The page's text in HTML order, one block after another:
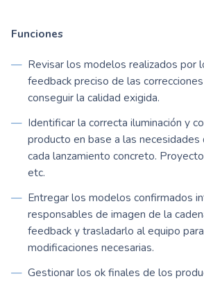
Funciones
Revisar los modelos realizados por
feedback preciso de las
conseguir la calidad exigida.
Identificar la correcta iluminación y
producto en base a las necesidades
cada lanzamiento concreto.
etc.
Entregar los modelos confirmados
responsables de imagen de la
feedback y trasladarlo al equipo
modificaciones necesarias.
Gestionar los ok finales de los